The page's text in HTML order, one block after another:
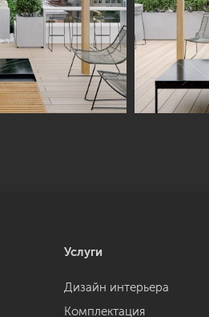
Услуги
Дизайн интерьера
Комплектация